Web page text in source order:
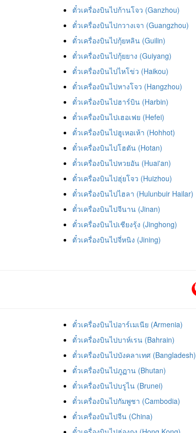
ตั๋วเครื่องบินไปก้านโจว (Ganzhou)
ตั๋วเครื่องบินไปกวางเจา (Guangzhou)
ตั๋วเครื่องบินไปกุ้ยหลิน (Guilin)
ตั๋วเครื่องบินไปกุ้ยยาง (Guiyang)
ตั๋วเครื่องบินไปไหโข่ว (Haikou)
ตั๋วเครื่องบินไปหางโจว (Hangzhou)
ตั๋วเครื่องบินไปฮาร์บิน (Harbin)
ตั๋วเครื่องบินไปเฮอเฟย (Hefei)
ตั๋วเครื่องบินไปฮูเหอเห้า (Hohhot)
ตั๋วเครื่องบินไปโฮตัน (Hotan)
ตั๋วเครื่องบินไปหวยอัน (Huai'an)
ตั๋วเครื่องบินไปฮุ่ยโจว (Huizhou)
ตั๋วเครื่องบินไปไฮลา (Hulunbuir Hailar)
ตั๋วเครื่องบินไปจีนาน (Jinan)
ตั๋วเครื่องบินไปเชียงรุ้ง (Jinghong)
ตั๋วเครื่องบินไปจี่หนิง (Jining)
ตั๋วเครื่องบินไปอาร์เมเนีย (Armenia)
ตั๋วเครื่องบินไปบาห์เรน (Bahrain)
ตั๋วเครื่องบินไปบังคลาเทศ (Bangladesh)
ตั๋วเครื่องบินไปภูฏาน (Bhutan)
ตั๋วเครื่องบินไปบรูไน (Brunei)
ตั๋วเครื่องบินไปกัมพูชา (Cambodia)
ตั๋วเครื่องบินไปจีน (China)